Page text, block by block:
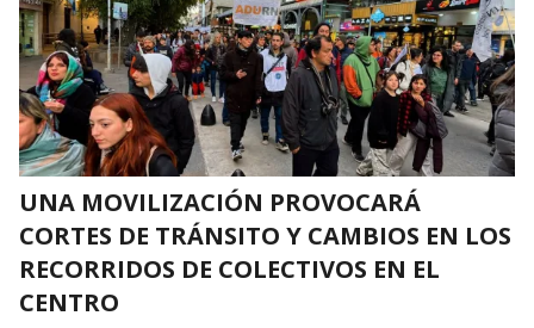
UNA MOVILIZACIÓN PROVOCARÁ
CORTES DE TRÁNSITO Y CAMBIOS EN LOS
RECORRIDOS DE COLECTIVOS EN EL
CENTRO